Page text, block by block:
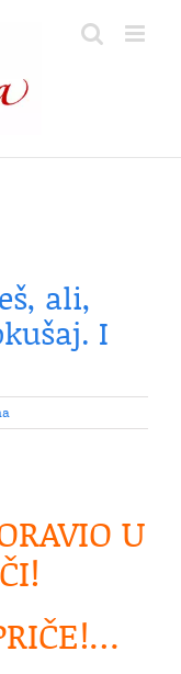
ali,
I
U